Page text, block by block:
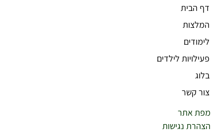
דף הבית
המלצות
לימודים
פעילויות לילדים
בלוג
צור קשר
מפת אתר
הצהרת נגישות